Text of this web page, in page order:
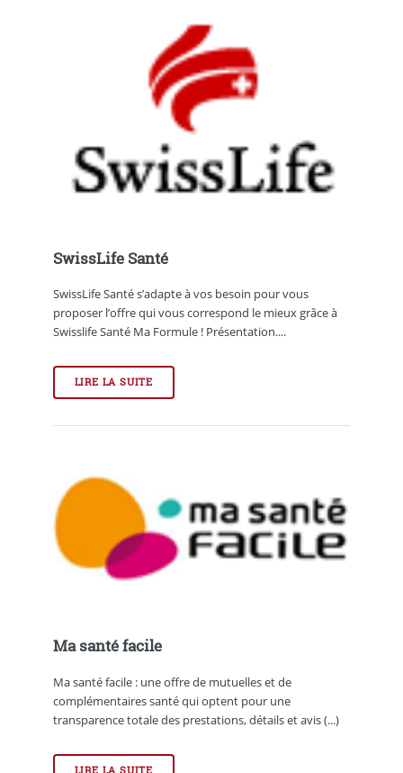
SwissLife Santé
SwissLife Santé s’adapte à vos besoin pour vous
proposer l’offre qui vous correspond le mieux grâce à
Swisslife Santé Ma Formule ! Présentation....
LIRE LA SUITE
Ma santé facile
Ma santé facile : une offre de mutuelles et de
complémentaires santé qui optent pour une
transparence totale des prestations, détails et avis (...)
LIRE LA SUITE